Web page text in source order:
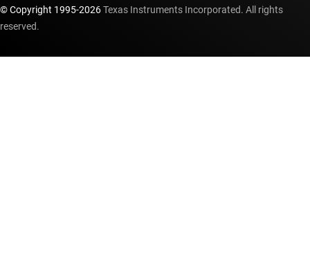
© Copyright 1995-2026Texas Instruments Incorporated. All rights
reserved.